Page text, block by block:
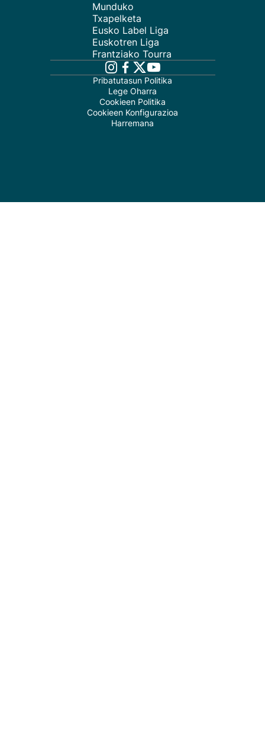
Munduko
Txapelketa
Eusko Label Liga
Euskotren Liga
Frantziako Tourra
Pribatutasun Politika
Lege Oharra
Cookieen Politika
Cookieen Konfigurazioa
Harremana